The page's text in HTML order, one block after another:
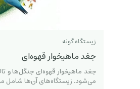
زیستگاه گونه
جغد ماهیخوار قهوه‌ای
جغد ماهیخوار قهوه‌ای جنگل‌ها و
می‌شود. زیستگاه‌های آن‌ها شامل